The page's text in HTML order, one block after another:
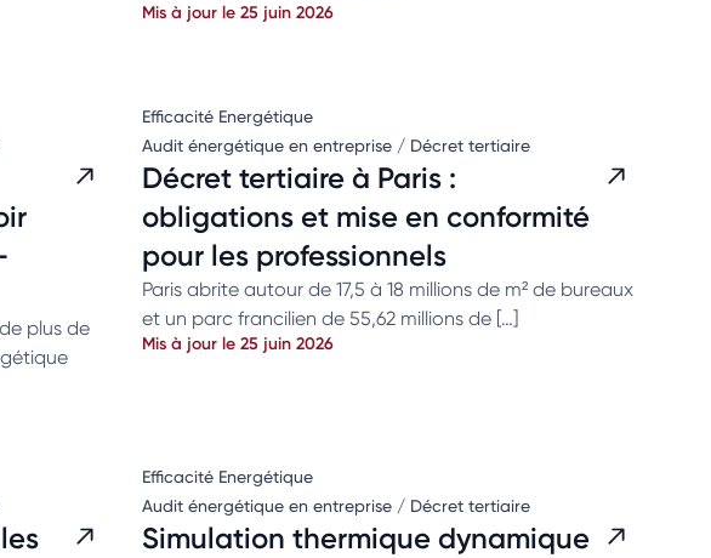
Mis à jour le 25 juin 2026
plus de
Efficacité Energétique
Audit énergétique en entreprise / Décret tertiaire
Décret tertiaire à Paris :
obligations et mise en conformité
pour les professionnels
Paris abrite autour de 17,5 à 18 millions de m² de bureaux
et un parc francilien de 55,62 millions de […]
Mis à jour le 25 juin 2026
Efficacité Energétique
Audit énergétique en entreprise / Décret tertiaire
Simulation thermique dynamique